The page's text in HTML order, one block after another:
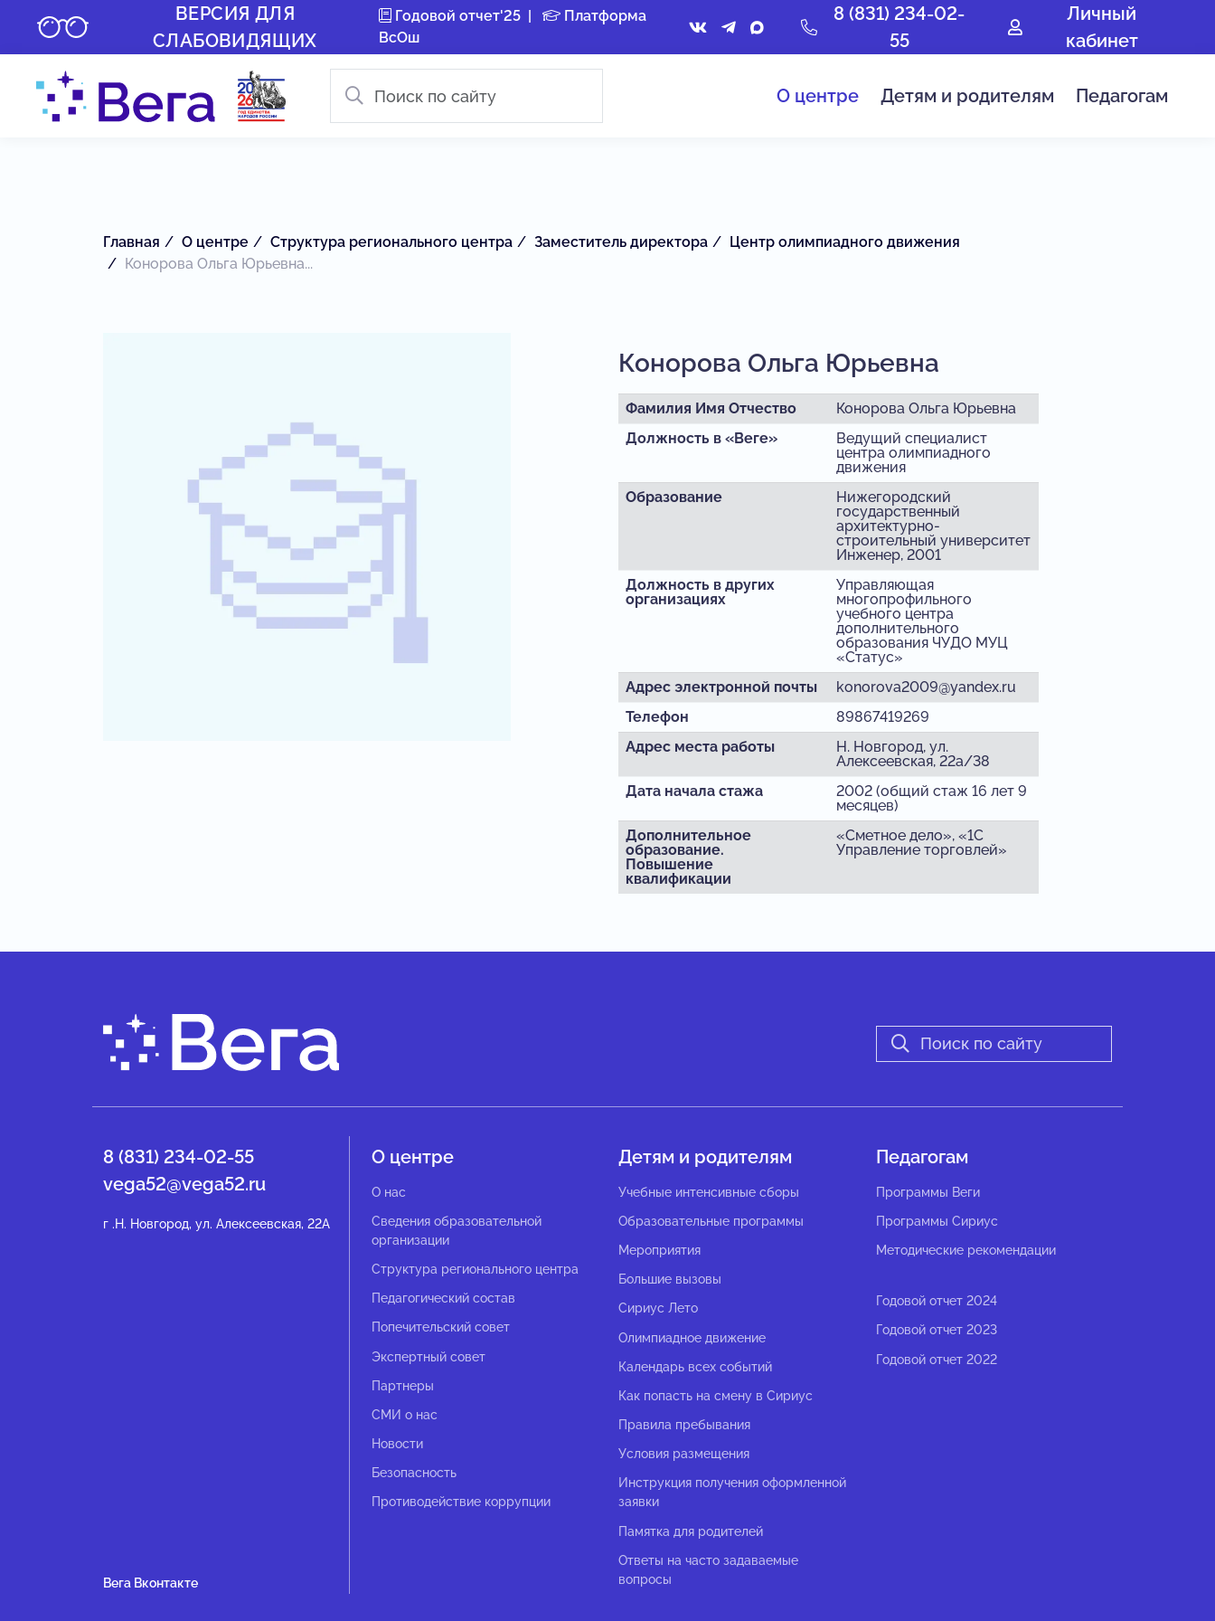
ВЕРСИЯ ДЛЯ
СЛАБОВИДЯЩИХ
Годовой отчет'25|
Платформа
ВсОш
8 (831) 234-02-
55
Личный
кабинет
О центре Детям и родителям Педагогам
Главная О центре Структура регионального центра Заместитель директора
Центр олимпиадного движения
Конорова Ольга Юрьевна...
Конорова Ольга Юрьевна
Фамилия Имя Отчество
Конорова Ольга Юрьевна
Должность в «Веге»
Ведущий специалист
центра олимпиадного
движения
Образование
Нижегородский
государственный
архитектурно-
строительный университет
Инженер, 2001
Должность в других
организациях
Управляющая
многопрофильного
учебного центра
дополнительного
образования ЧУДО МУЦ
«Статус»
Адрес электронной почты
konorova2009@yandex.ru
Телефон
89867419269
Адрес места работы
Н. Новгород, ул.
Алексеевская, 22а/38
Дата начала стажа
2002 (общий стаж 16 лет 9
месяцев)
Дополнительное
образование.
Повышение
квалификации
«Сметное дело», «1С
Управление торговлей»
8 (831) 234-02-55
vega52@vega52.ru
г .Н. Новгород, ул. Алексеевская, 22А
Вега Вконтакте
О центре
О нас
Сведения образовательной
организации
Структура регионального центра
Педагогический состав
Попечительский совет
Экспертный совет
Партнеры
СМИ о нас
Новости
Безопасность
Противодействие коррупции
Детям и родителям
Учебные интенсивные сборы
Образовательные программы
Мероприятия
Большие вызовы
Сириус Лето
Олимпиадное движение
Календарь всех событий
Как попасть на смену в Сириус
Правила пребывания
Условия размещения
Инструкция получения оформленной
заявки
Памятка для родителей
Ответы на часто задаваемые
вопросы
Педагогам
Программы Веги
Программы Сириус
Методические рекомендации
Годовой отчет 2024
Годовой отчет 2023
Годовой отчет 2022